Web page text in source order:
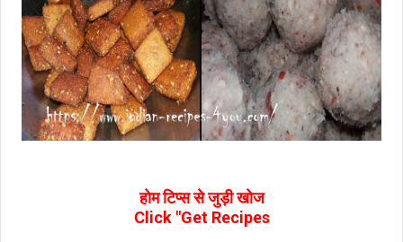
होम टिप्‍स से जुड़ी खोज
Click "Get Recipes